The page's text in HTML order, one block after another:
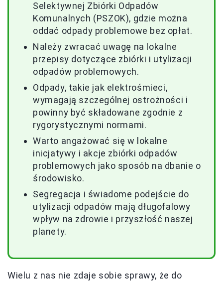
Selektywnej Zbiórki Odpadów
Komunalnych (PSZOK), gdzie można
oddać odpady problemowe bez opłat.
Należy zwracać uwagę na lokalne
przepisy dotyczące zbiórki i utylizacji
odpadów problemowych.
Odpady, takie jak elektrośmieci,
wymagają szczególnej ostrożności i
powinny być składowane zgodnie z
rygorystycznymi normami.
Warto angażować się w lokalne
inicjatywy i akcje zbiórki odpadów
problemowych jako sposób na dbanie o
środowisko.
Segregacja i świadome podejście do
utylizacji odpadów mają długofalowy
wpływ na zdrowie i przyszłość naszej
planety.
Wielu z nas nie zdaje sobie sprawy, że do